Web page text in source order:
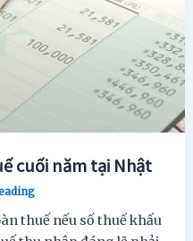
cuối năm tại Nhật
thuế nếu số thuế khấu